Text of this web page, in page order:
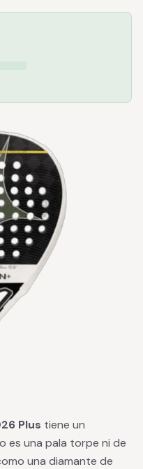
Plus tiene un
es una pala torpe ni de
una diamante de